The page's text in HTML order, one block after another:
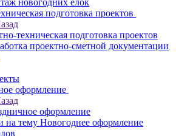
новогодних елок
подготовка проектов
техническая подготовка проектов
проектно-сметной документации
оформление
оформление
на тему Новогоднее оформление